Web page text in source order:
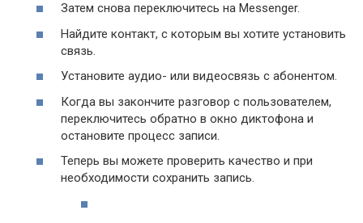
Затем снова переключитесь на Messenger.
Найдите контакт, с которым вы хотите установить
связь.
Установите аудио- или видеосвязь с абонентом.
Когда вы закончите разговор с пользователем,
переключитесь обратно в окно диктофона и
остановите процесс записи.
Теперь вы можете проверить качество и при
необходимости сохранить запись.